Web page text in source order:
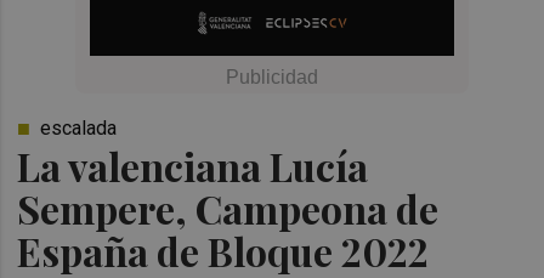
La valenciana Lucía
Sempere, Campeona de
España de Bloque 2022
escalada